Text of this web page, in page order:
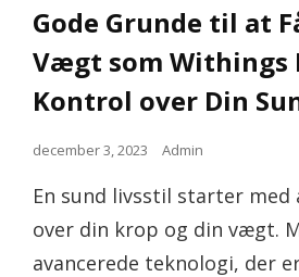
Gode Grunde til at
Vægt som Withings
Kontrol over Din
Posted
december 3, 2023 Admin
En sund livsstil starter
over din krop og din vægt.
avancerede teknologi, der